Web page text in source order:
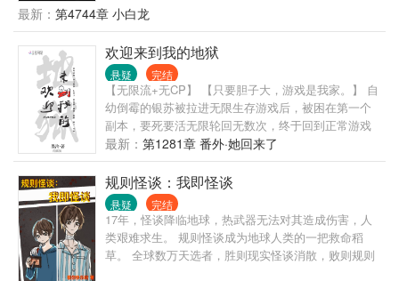
最新： 第4744章 小白龙
欢迎来到我的地狱
悬疑 完结
【无限流+无CP】 【只要胆子大，游戏是我家。】 自
幼倒霉的银苏被拉进无限生存游戏后，被困在第一个
副本，要死要活无限轮回无数次，终于回到正常游戏
进程。 终于不用面对同一批怪物的银苏泪流满面，决
定好好和怪物们交朋友，再也不打他们了。 众人看着
随手捏爆怪物，渣都不剩的银苏：灰都扬了是吧！ 后
来游戏里多了一条禁忌：远离银苏，她有病！
最新： 第1281章 番外·她回来了
规则怪谈：我即怪谈
悬疑 完结
17年，怪谈降临地球，热武器无法对其造成伤害，人
类艰难求生。 规则怪谈成为地球人类的一把救命稻
草。 全球数万天选者，胜则现实怪谈消散，败则规则